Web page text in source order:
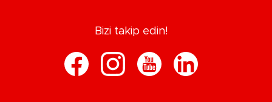
Bizi takip edin!